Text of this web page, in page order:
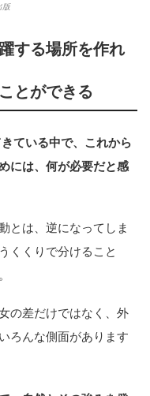
版
する場所を作れ
とができる
ている中で、これから
には、何が必要だと感
とは、逆になってしま
くくりで分けること
の差だけではなく、外
ろんな側面があります